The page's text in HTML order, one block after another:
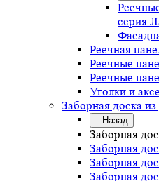
серия
Реечная
Реечные
Реечные
Уголки и
Заборная доска
Назад
Заборная
Заборная
Заборная
Заборная